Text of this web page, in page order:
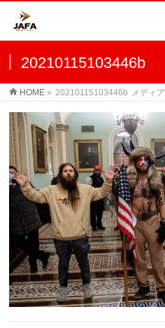
20210115103446b
HOME » 20210115103446b メディア